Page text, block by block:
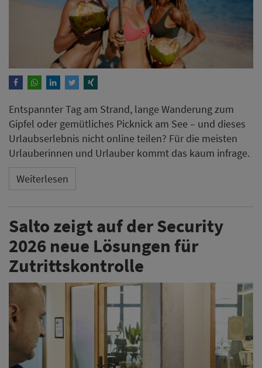
Entspannter Tag am Strand, lange Wanderung zum
Gipfel oder gemütliches Picknick am See – und dieses
Urlaubserlebnis nicht online teilen? Für die meisten
Urlauberinnen und Urlauber kommt das kaum infrage.
Weiterlesen
Salto zeigt auf der Security
2026 neue Lösungen für
Zutrittskontrolle